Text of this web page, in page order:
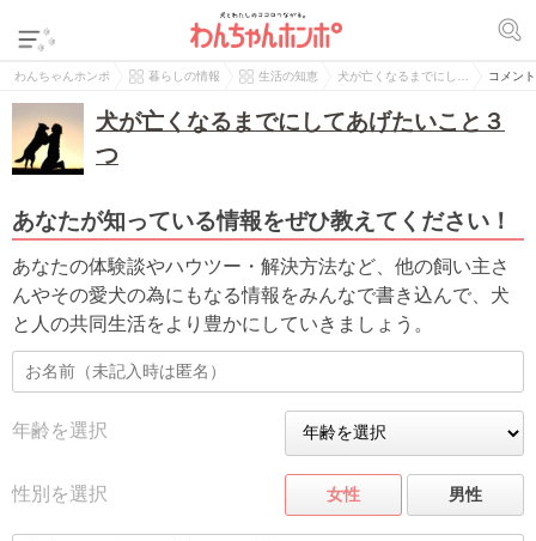
わんちゃんホンポ 暮らしの情報 生活の知恵 犬が亡くなるまでにし… コメン
犬が亡くなるまでにしてあげたいこと３
つ
あなたが知っている情報をぜひ教えてください！
あなたの体験談やハウツー・解決方法など、他の飼い主さ
んやその愛犬の為にもなる情報をみんなで書き込んで、犬
と人の共同生活をより豊かにしていきましょう。
年齢を選択
性別を選択 女性 男性